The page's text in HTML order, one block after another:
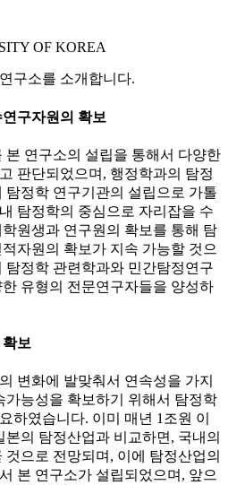
OF KOREA
구소를 소개합니다.
구자원의 확보
본 연구소의 설립을 통해서 다양한
판단되었으며, 행정학과의 탐정
탐정학 연구기관의 설립으로 가톨
탐정학의 중심으로 자리잡을 수
원생과 연구원의 확보를 통해 탐
자원의 확보가 지속 가능할 것으
탐정학 관련학과와 민간탐정연구
유형의 전문연구자들을 양성하
보
변화에 발맞춰서 연속성을 가지
가능성을 확보하기 위해서 탐정학
하였습니다. 이미 매년 1조원 이
의 탐정산업과 비교하면, 국내의
으로 전망되며, 이에 탐정산업의
본 연구소가 설립되었으며, 앞으